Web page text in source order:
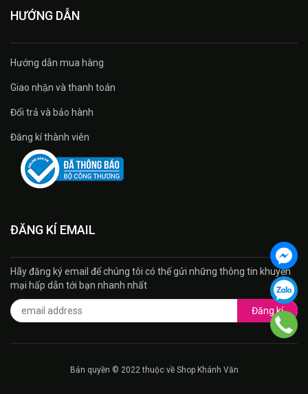
HƯỚNG DẪN
Hướng dẫn mua hàng
Giao nhận và thanh toán
Đổi trả và bảo hành
Đăng kí thành viên
ĐĂNG KÍ EMAIL
Hãy đăng ký email để chúng tôi có thế gửi những thông tin khuyến
mại hấp dẫn tới bạn nhanh nhất
Đăng kí
Bản quyền © 2022 thuộc về Shop Khánh Văn